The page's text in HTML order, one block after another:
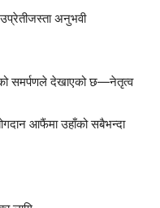
अनुभवी
समर्पणले देखाएको छ—नेतृत्व
आफैंमा उहाँको सबैभन्दा